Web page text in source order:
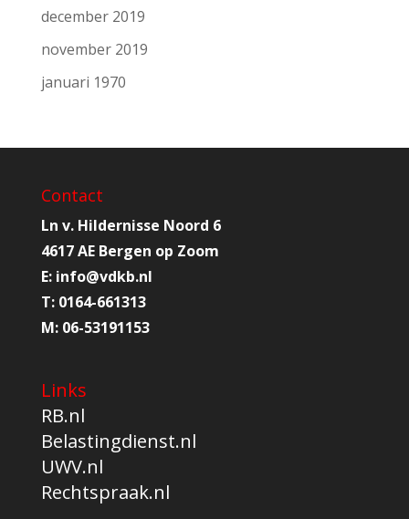
december 2019
november 2019
januari 1970
Contact
Ln v. Hildernisse Noord 6
4617 AE Bergen op Zoom
E: info@vdkb.nl
T: 0164-661313
M: 06-53191153
Links
RB.nl
Belastingdienst.nl
UWV.nl
Rechtspraak.nl